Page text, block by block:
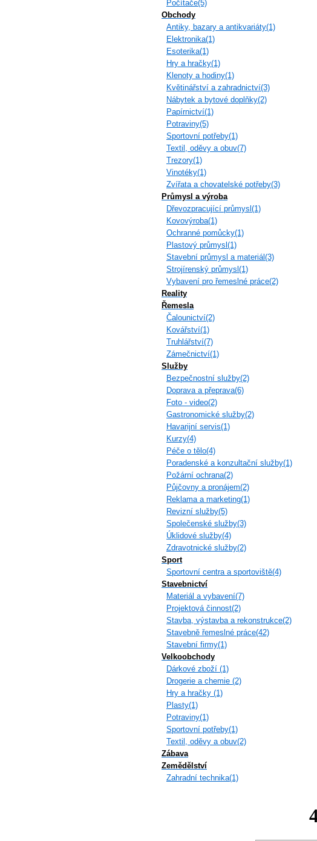
Počítače(5)
Obchody
Antiky, bazary a antikvariáty(1)
Elektronika(1)
Esoterika(1)
Hry a hračky(1)
Klenoty a hodiny(1)
Květinářství a zahradnictví(3)
Nábytek a bytové doplňky(2)
Papírnictví(1)
Potraviny(5)
Sportovní potřeby(1)
Textil, oděvy a obuv(7)
Trezory(1)
Vinotéky(1)
Zvířata a chovatelské potřeby(3)
Průmysl a výroba
Dřevozpracující průmysl(1)
Kovovýroba(1)
Ochranné pomůcky(1)
Plastový průmysl(1)
Stavební průmysl a materiál(3)
Strojírenský průmysl(1)
Vybavení pro řemeslné práce(2)
Reality
Řemesla
Čalounictví(2)
Kovářství(1)
Truhlářství(7)
Zámečnictví(1)
Služby
Bezpečnostní služby(2)
Doprava a přeprava(6)
Foto - video(2)
Gastronomické služby(2)
Havarijní servis(1)
Kurzy(4)
Péče o tělo(4)
Poradenské a konzultační služby(1)
Požární ochrana(2)
Půjčovny a pronájem(2)
Reklama a marketing(1)
Revizní služby(5)
Společenské služby(3)
Úklidové služby(4)
Zdravotnické služby(2)
Sport
Sportovní centra a sportoviště(4)
Stavebnictví
Materiál a vybavení(7)
Projektová činnost(2)
Stavba, výstavba a rekonstrukce(2)
Stavebně řemeslné práce(42)
Stavební firmy(1)
Velkoobchody
Dárkové zboží (1)
Drogerie a chemie (2)
Hry a hračky (1)
Plasty(1)
Potraviny(1)
Sportovní potřeby(1)
Textil, oděvy a obuv(2)
Zábava
Zemědělství
Zahradní technika(1)